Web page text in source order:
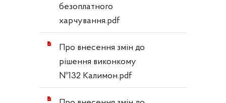
безоплатного
харчування.pdf
Про внесення змін до
рішення виконкому
№132 Калимон.pdf